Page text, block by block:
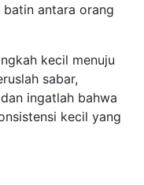
antara orang
kecil menuju
sabar,
ingatlah bahwa
kecil yang